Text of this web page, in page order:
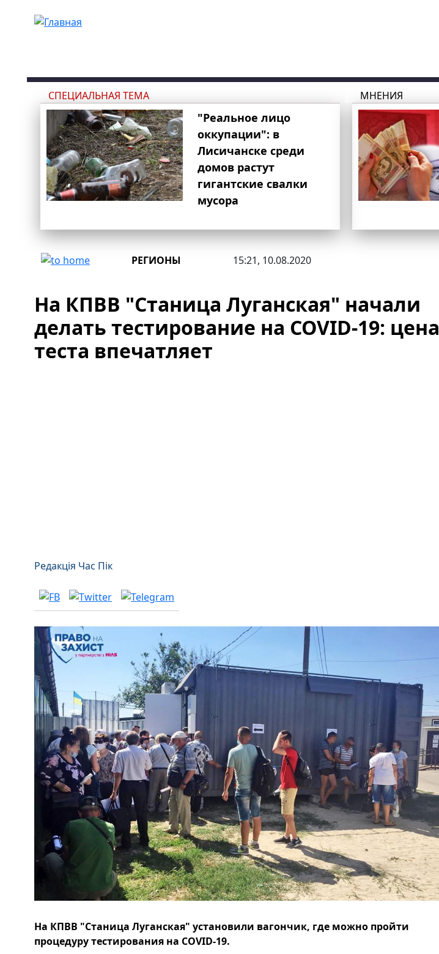
СПЕЦИАЛЬНАЯ ТЕМА
"Реальное лицо
оккупации": в
Лисичанске среди
домов растут
гигантские свалки
мусора
МНЕНИЯ
РЕГИОНЫ 15:21, 10.08.2020
На КПВВ "Станица Луганская" начали
делать тестирование на COVID-19: цена
теста впечатляет
Редакція Час Пік
На КПВВ "Станица Луганская" установили вагончик, где можно пройти
процедуру тестирования на COVID-19.